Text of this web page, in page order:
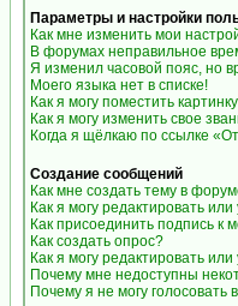
Параметры и настройки
Как мне изменить мои
В форумах неправильное
Я изменил часовой пояс, но
Моего языка нет в списке!
Как я могу поместить
Как я могу изменить свое
Когда я щёлкаю по ссылке
Создание сообщений
Как мне создать тему в
Как я могу редактировать
Как присоединить подпись к
Как создать опрос?
Как я могу редактировать
Почему мне недоступны
Почему я не могу голосовать